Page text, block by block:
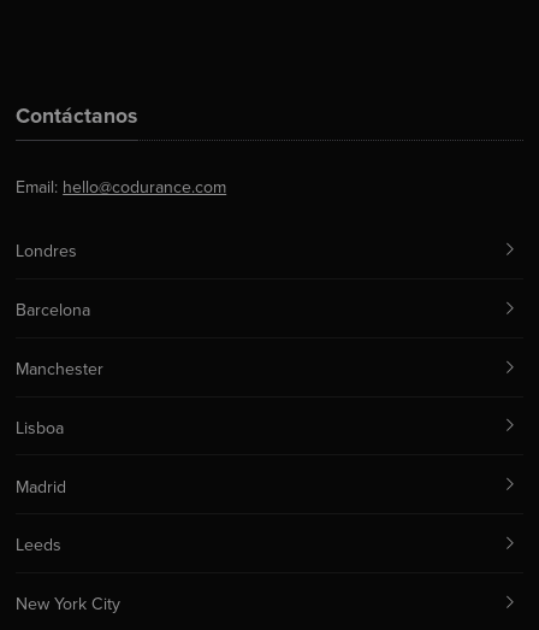
Contáctanos
Email: hello@codurance.com
Londres
Barcelona
Manchester
Lisboa
Madrid
Leeds
New York City